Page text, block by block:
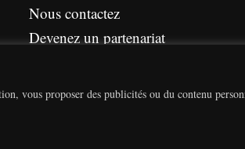
vous proposer des publicités ou du contenu
Nous contactez
Devenez un partenariat